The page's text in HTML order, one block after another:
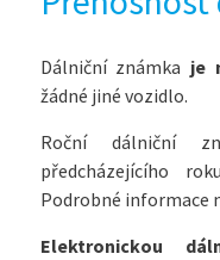
Dálniční známka je
žádné jiné vozidlo.
Roční dálniční
předcházejícího
Podrobné informace
Elektronickou